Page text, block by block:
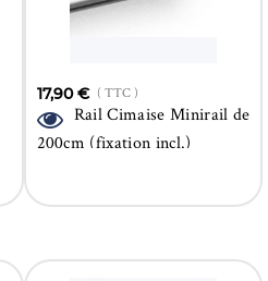
17,90 € ( TTC )
Rail Cimaise Minirail de
200cm (fixation incl.)